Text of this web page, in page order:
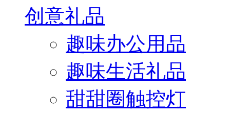
创意礼品
趣味办公用品
趣味生活礼品
甜甜圈触控灯